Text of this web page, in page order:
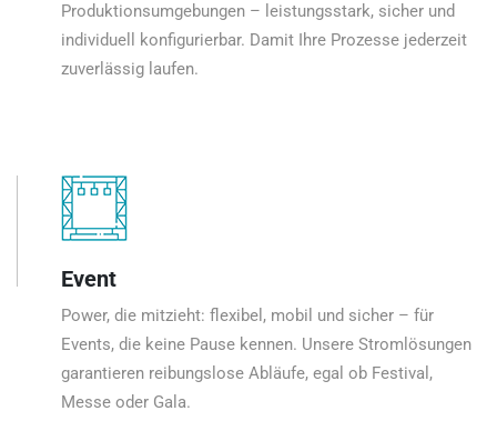
Produktionsumgebungen – leistungsstark, sicher und
individuell konfigurierbar. Damit Ihre Prozesse jederzeit
zuverlässig laufen.
Event
Power, die mitzieht: flexibel, mobil und sicher – für
Events, die keine Pause kennen. Unsere Stromlösungen
garantieren reibungslose Abläufe, egal ob Festival,
Messe oder Gala.